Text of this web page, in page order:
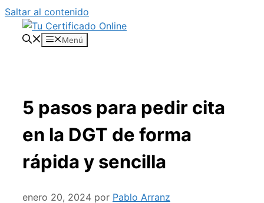
Saltar al contenido
Menú
5 pasos para pedir cita
en la DGT de forma
rápida y sencilla
enero 20, 2024 por Pablo Arranz